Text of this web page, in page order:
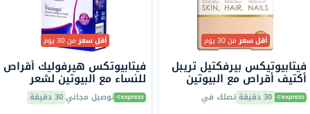
أقل سعرمن 30 يوم
فيتابيوتيكس بيرفكتيل تريبل
أكتيف أقراص مع البيوتين
والزنك والسيلينيوم للبشرة
والشعر والأظافر، 30 قرص
30 دقيقة تصلك في
أقل سعرمن 30 يوم
فيتابيوتكس هيرفوليك أقراص
للنساء مع البيوتين لشعر
صحي حزمة من 60
توصيل مجاني30 دقيقة